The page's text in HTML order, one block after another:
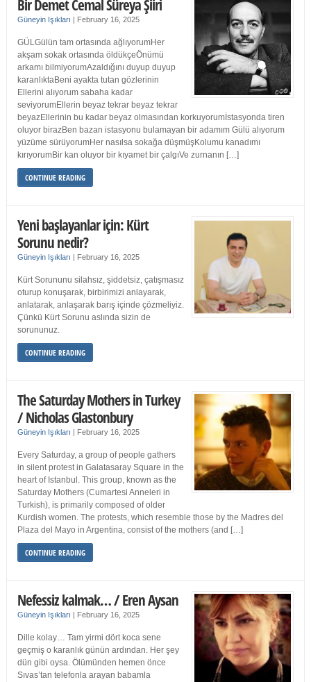
Bir Demet Cemal Süreya Şiiri
Güneyin Işıkları | February 16, 2025
GÜLGülün tam ortasında ağlıyorumHer
akşam sokak ortasında öldükçeÖnümü
arkamı bilmiyorumAzaldığını duyup duyup
karanlıktaBeni ayakta tutan gözlerinin
Ellerini alıyorum sabaha kadar
seviyorumEllerin beyaz tekrar beyaz tekrar
beyazEllerinin bu kadar beyaz olmasından korkuyorumİstasyonda tiren
oluyor birazBen bazan istasyonu bulamayan bir adamım Gülü alıyorum
yüzüme sürüyorumHer nasılsa sokağa düşmüşKolumu kanadımı
kırıyorumBir kan oluyor bir kıyamet bir çalgıVe zurnanın […]
CONTINUE READING
Yeni başlayanlar için: Kürt
Sorunu nedir?
Güneyin Işıkları | February 16, 2025
Kürt Sorununu silahsız, şiddetsiz, çatışmasız
oturup konuşarak, birbirimizi anlayarak,
anlatarak, anlaşarak barış içinde çözmeliyiz.
Çünkü Kürt Sorunu aslında sizin de
sorununuz.
CONTINUE READING
The Saturday Mothers in Turkey
/ Nicholas Glastonbury
Güneyin Işıkları | February 16, 2025
Every Saturday, a group of people gathers
in silent protest in Galatasaray Square in the
heart of Istanbul. This group, known as the
Saturday Mothers (Cumartesi Anneleri in
Turkish), is primarily composed of older
Kurdish women. The protests, which resemble those by the Madres del
Plaza del Mayo in Argentina, consist of the mothers (and […]
CONTINUE READING
Nefessiz kalmak… / Eren Aysan
Güneyin Işıkları | February 16, 2025
Dille kolay… Tam yirmi dört koca sene
geçmiş o karanlık günün ardından. Her şey
dün gibi oysa. Ölümünden hemen önce
Sıvas’tan telefonla arayan babamla